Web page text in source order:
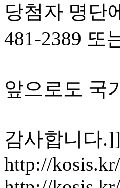
당첨자 명단
481-2389 또
앞으로도 국
감사합니다
http://